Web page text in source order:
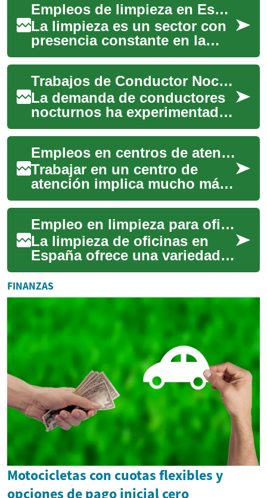
Empleos de limpieza en España: guía para encontrar trabajo de oficina
La limpieza es un sector con
presencia constante en la
economía: ofrece opciones
tanto para quienes buscan
empleo a t...
Trabajos de Conductor Nocturno: Oportunidades y Desafíos en la Economía 24/7
La demanda de conductores
nocturnos ha experimentado
un aumento significativo en
los últimos años, impulsada
por el c...
Empleos en centros de atención: guía para trabajadores y turnos
Trabajar en un centro de
atención implica mucho más
que responder llamadas; es
una industria que combina
comunicación...
Empleo en limpieza para oficinas en España
La limpieza de oficinas en
España ofrece una variedad
de oportunidades laborales
para quienes buscan
estabilidad, fle...
FINANZAS
Motocicletas con cuotas flexibles y
opciones de pago inicial cero